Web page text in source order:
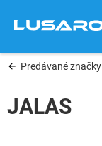
obsah
Predávané značky
JALAS